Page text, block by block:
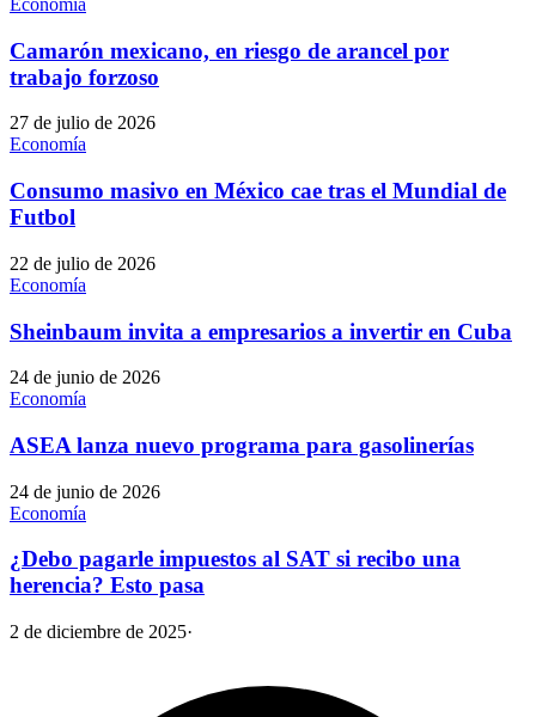
Economía
Camarón mexicano, en riesgo de arancel por
trabajo forzoso
27 de julio de 2026
Economía
Consumo masivo en México cae tras el Mundial de
Futbol
22 de julio de 2026
Economía
Sheinbaum invita a empresarios a invertir en Cuba
24 de junio de 2026
Economía
ASEA lanza nuevo programa para gasolinerías
24 de junio de 2026
Economía
¿Debo pagarle impuestos al SAT si recibo una
herencia? Esto pasa
2 de diciembre de 2025·